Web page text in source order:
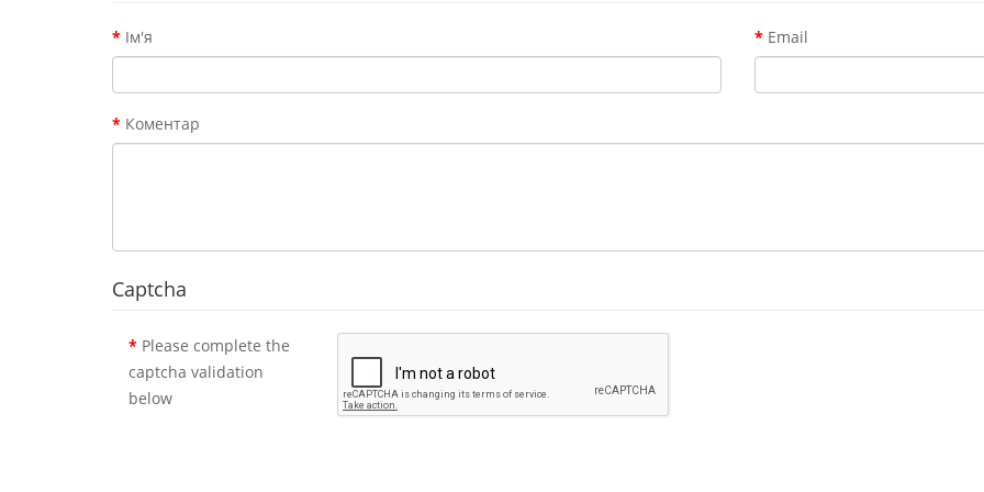
Ім'я Email
Коментар
Captcha
Please complete the
captcha validation
below